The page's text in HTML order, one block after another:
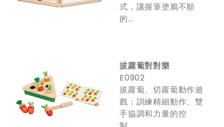
式，讓握筆塗鴉不順
的...
拔蘿蔔對對樂
E0902
拔蘿蔔、切蘿蔔動作遊
戲：訓練精細動作、雙
手協調和力量的控